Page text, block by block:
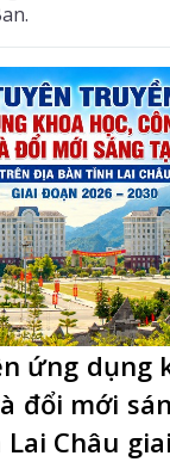
ứng dụng
đổi mới
Châu